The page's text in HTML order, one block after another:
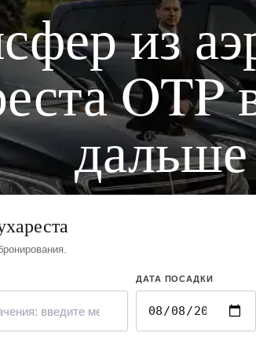
из
OTP
дальше
ДАТА ПОСАДКИ